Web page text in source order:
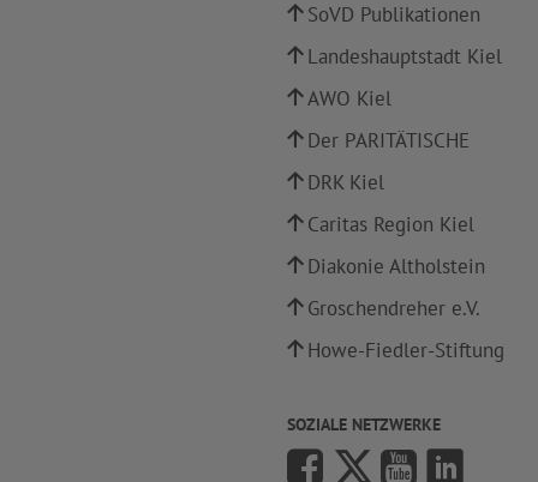
SoVD Publikationen
Landeshauptstadt Kiel
AWO Kiel
Der PARITÄTISCHE
DRK Kiel
Caritas Region Kiel
Diakonie Altholstein
Groschendreher e.V.
Howe-Fiedler-Stiftung
SOZIALE NETZWERKE